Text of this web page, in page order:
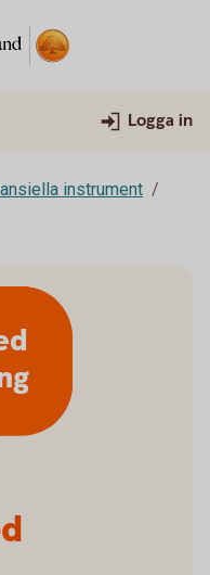
Logga in
instrument